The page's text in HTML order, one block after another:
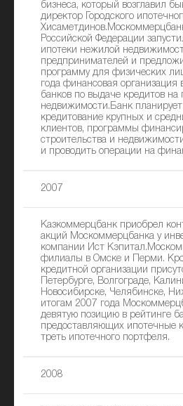
бизнеса, который возглавил
директор Городского
Российской Федерации
ипотеки нежилой
предпринимателей и
программу для физических
года финансовая организация
банков по выдаче кредитов на
недвижимости.Банк планирует
кредитование крупных и
клиентов, программы
строительства и
и проводить операции на
2007
Казкоммерцбанк приобрел
акций Москоммерцбанка у
компании Ист
филиалы в Омске и Перми.
кредитной организации
Петербурге, Волгограде,
Новосибирске, Челябинске,
итогам 2007 года
девятую позицию в рейтинге
предоставляющих ипотечные
треть ипотечного портфеля.
2008